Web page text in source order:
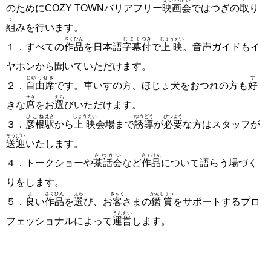
のためにCOZY TOWNバリアフリー映画会ではつぎの取 り
組
く
みを行います。
１．すべての作品
さくひん
を日本語字幕
じまく
付
つき
で上映
じょうえい
。音声ガイドもイ
ヤホンから聞いていただけます。
２． 自由席
じゆうせき
です。車いすの方、ほじょ犬をおつれの方も好
す
きな席
せき
をお選
えら
びいただけます。
３． 彦根
ひこね
駅
えき
から 上映
じょうえい
会場まで誘導
ゆうどう
が必要
ひつよう
な方はスタッフが
送迎
そうげい
いたします。
４．トークショーや茶話会
さわかい
など作品
さくひん
について語らう場づく
りをします。
５． 良
よ
い作品
さくひん
を選
えら
び、お客
きゃく
さまの鑑賞
かんしょう
をサポートするプロ
フェッショナルによって運営
うんえい
します。